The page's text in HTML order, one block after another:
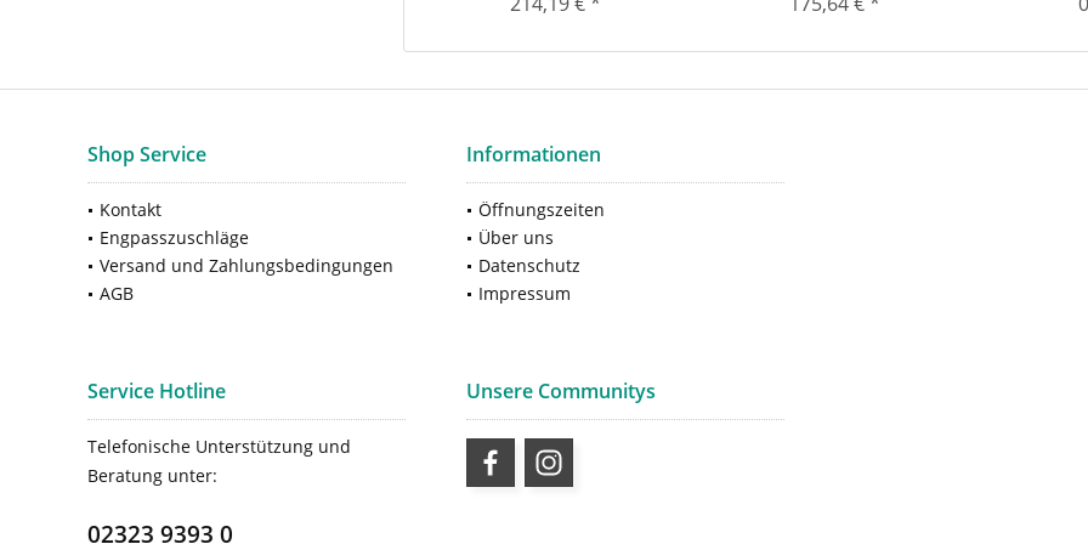
Shop Service
Kontakt
Engpasszuschläge
Versand und Zahlungsbedingungen
AGB
Informationen
Öffnungszeiten
Über uns
Datenschutz
Impressum
Service Hotline
Telefonische Unterstützung und
Beratung unter:
02323 9393 0
Unsere Communitys